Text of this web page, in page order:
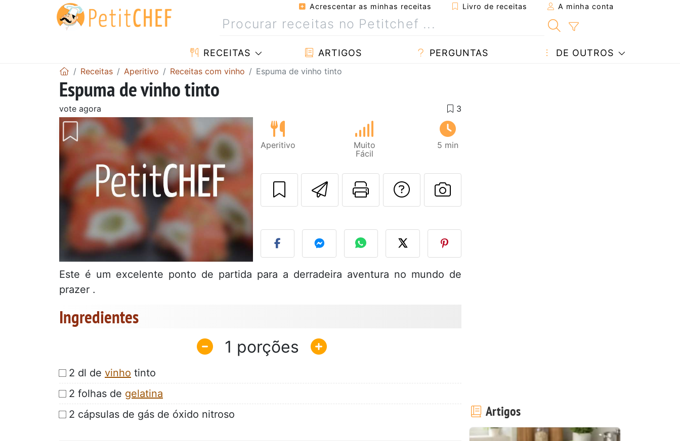
Acrescentar as minhas receitas Livro de receitas A minha conta
RECEITAS ARTIGOS PERGUNTAS DE OUTROS
Receitas Aperitivo Receitas com vinho Espuma de vinho tinto
Espuma de vinho tinto
vote agora
Aperitivo
Muito
Fácil
5 min
Enviar esta receita a um amigo
Imprima esta página
Falar com o autor da receita
Fez esta receita? Compartilhe
Este é um excelente ponto de partida para a derradeira aventura no mundo de
prazer .
Ingredientes
1
2 dl de vinho tinto
2 folhas de gelatina
2 cápsulas de gás de óxido nitroso
Artigos